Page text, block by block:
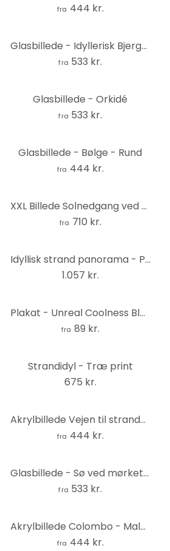
fra 444 kr.
Glasbillede - Idyllerisk Bjergsø
fra 533 kr.
Glasbillede - Orkidé
fra 533 kr.
Glasbillede - Bølge - Rund
fra 444 kr.
XXL Billede Solnedgang ved stranden - Panorama
fra 710 kr.
Idyllisk strand panorama - Print på træ
1.057 kr.
Plakat - Unreal Coolness Black and White
fra 89 kr.
Strandidyl - Træ print
675 kr.
Akrylbillede Vejen til stranden
fra 444 kr.
Glasbillede - Sø ved mørkets frembrud
fra 533 kr.
Akrylbillede Colombo - Maldivernes undervandsverden
fra 444 kr.